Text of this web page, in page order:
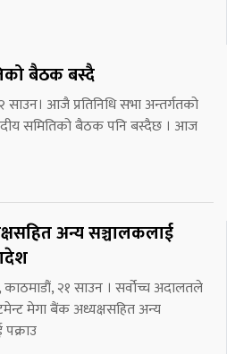
बैठक बस्दै
साउन। आजै प्रतिनिधि सभा अन्तर्गतको
समितिको बैठक पनि बस्दैछ । आज
अन्य सञ्चालकलाई
२१ साउन । सर्वोच्च अदालतले
मेगा बैंक अध्यक्षसहित अन्य